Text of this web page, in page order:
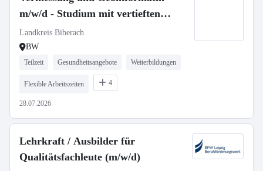
m/w/d - Studium mit vertieften
Praxisphasen
Landkreis Biberach
BW
Teilzeit Gesundheitsangebote Weiterbildungen
Flexible Arbeitszeiten 4
28.07.2026
Lehrkraft / Ausbilder für
Qualitätsfachleute (m/w/d)